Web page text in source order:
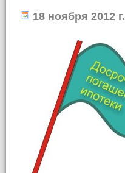
18 ноября 2012 г.